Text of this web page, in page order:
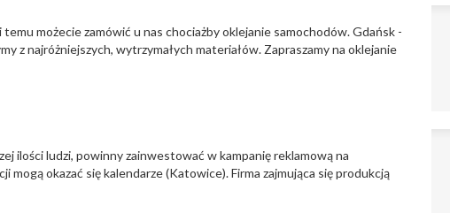
możecie zamówić u nas chociażby oklejanie samochodów. Gdańsk -
z najróżniejszych, wytrzymałych materiałów. Zapraszamy na oklejanie
ilości ludzi, powinny zainwestować w kampanię reklamową na
okazać się kalendarze (Katowice). Firma zajmująca się produkcją